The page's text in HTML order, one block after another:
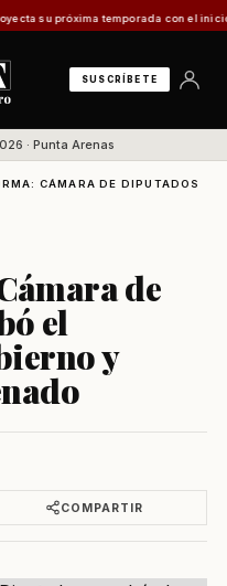
próxima temporada con el inicio de
SUSCRÍBETE
· Punta Arenas
CÁMARA DE DIPUTADOS
de
el
y
COMPARTIR